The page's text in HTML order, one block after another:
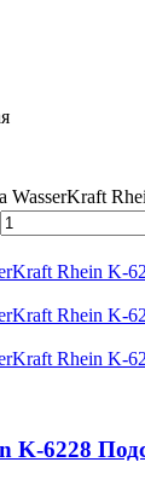
WasserKraft
K-6228